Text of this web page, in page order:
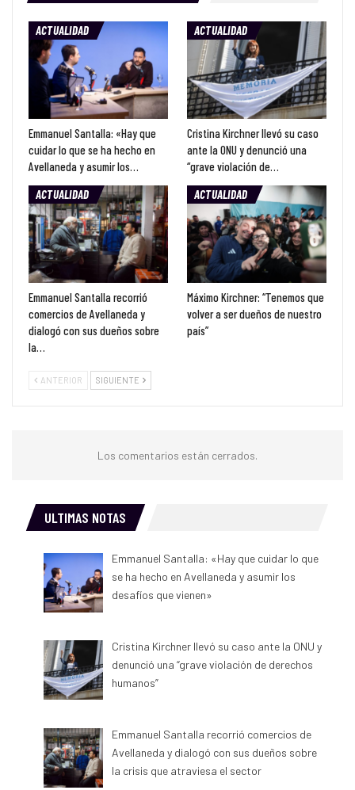
ACTUALIDAD
Emmanuel Santalla: «Hay que
cuidar lo que se ha hecho en
Avellaneda y asumir los…
ACTUALIDAD
Cristina Kirchner llevó su caso
ante la ONU y denunció una
“grave violación de…
ACTUALIDAD
Emmanuel Santalla recorrió
comercios de Avellaneda y
dialogó con sus dueños sobre
la…
ACTUALIDAD
Máximo Kirchner: “Tenemos que
volver a ser dueños de nuestro
país”
ANTERIOR SIGUIENTE
Los comentarios están cerrados.
ULTIMAS NOTAS
Emmanuel Santalla: «Hay que cuidar lo que
se ha hecho en Avellaneda y asumir los
desafíos que vienen»
Cristina Kirchner llevó su caso ante la ONU y
denunció una “grave violación de derechos
humanos”
Emmanuel Santalla recorrió comercios de
Avellaneda y dialogó con sus dueños sobre
la crisis que atraviesa el sector